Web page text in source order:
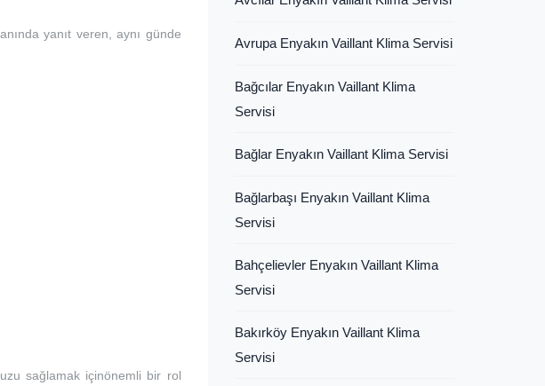
yanıt veren, aynı günde
sağlamak içinönemli bir rol
Avrupa Enyakın Vaillant Klima Servisi
Bağcılar Enyakın Vaillant Klima
Servisi
Bağlar Enyakın Vaillant Klima Servisi
Bağlarbaşı Enyakın Vaillant Klima
Servisi
Bahçelievler Enyakın Vaillant Klima
Servisi
Bakırköy Enyakın Vaillant Klima
Servisi